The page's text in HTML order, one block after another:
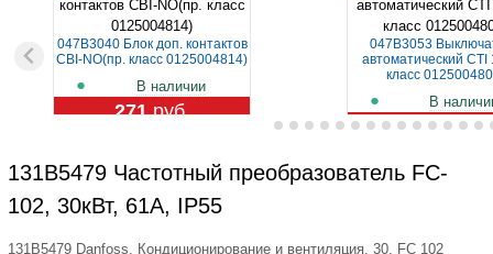
047B3040 Блок доп. контактов
CBI-NO(пр. класс 0125004814)
В наличии
271руб.
047B3053
автоматический CTI
класс
В
1 119 руб.
131B5479 Частотный преобразователь FC-
102, 30кВт, 61А, IP55
131B5479 Danfoss, Кондиционирование и вентиляция, 30, FC 102